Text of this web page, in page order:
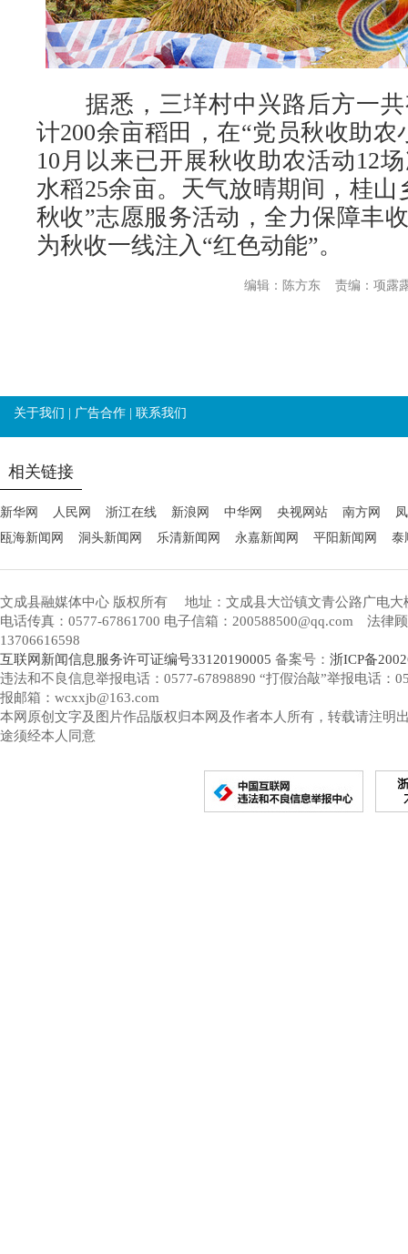
据悉，三垟村中兴路后方一共
计200余亩稻田，在“党员秋收助农
10月以来已开展秋收助农活动12
水稻25余亩。天气放晴期间，桂山
秋收”志愿服务活动，全力保障丰
为秋收一线注入“红色动能”。
责编：项露
编辑：陈方东
关于我们 广告合作 联系我们
相关链接
新华网 人民网 浙江在线 新浪网 中华网 央视网站 南方网
瓯海新闻网
洞头新闻网 乐清新闻网 永嘉新闻网 平阳新闻网 泰
文成县融媒体中心 版权所有
地址：文成县大峃镇文青公路广电大
电话传真：0577-67861700 电子信箱：200588500@qq.com 法律
13706616598
互联网新闻信息服务许可证编号33120190005 备案号： 浙ICP备
违法和不良信息举报电话：0577-67898890 “打假治敲”举报电话：
报邮箱：wcxxjb@163.com
本网原创文字及图片作品版权归本网及作者本人所有，转载请注明
途须经本人同意